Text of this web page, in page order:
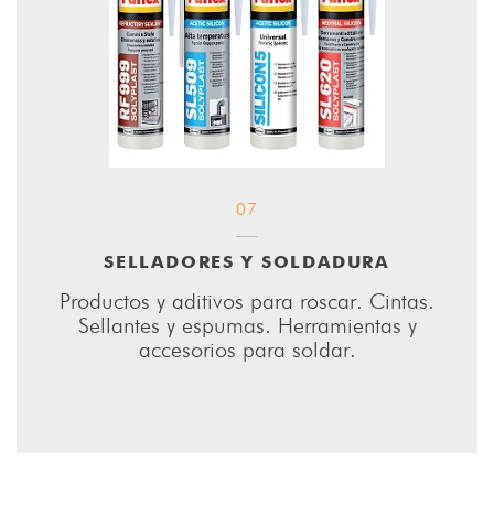
07
SELLADORES Y SOLDADURA
Productos y aditivos para roscar. Cintas.
Sellantes y espumas. Herramientas y
accesorios para soldar.